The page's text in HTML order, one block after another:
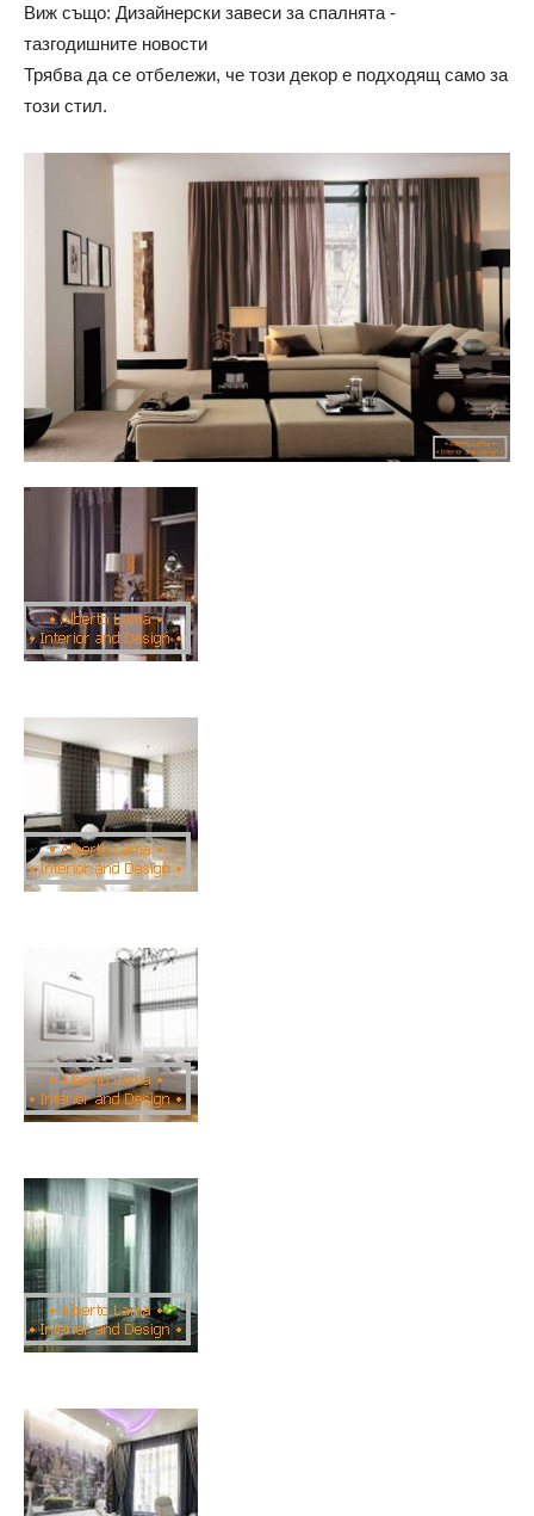
Виж също: Дизайнерски завеси за спалнята -
тазгодишните новости
Трябва да се отбележи, че този декор е подходящ само за
този стил.